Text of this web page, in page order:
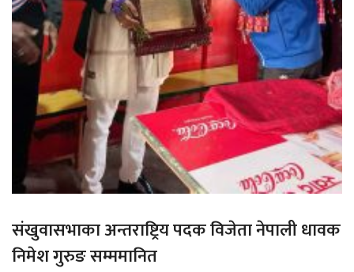
संखुवासभाका अन्तराष्ट्रिय पदक विजेता नेपाली धावक
निमेश गुरुङ सम्ममानित